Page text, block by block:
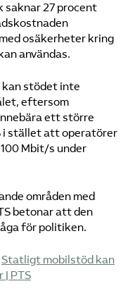
saknar 27 procent
osäkerheter kring
användas.
kan stödet inte
eftersom
ett större
i stället att operatörer
Mbit/s under
områden med
betonar att den
för politiken.
Statligt mobilstöd kan
| PTS